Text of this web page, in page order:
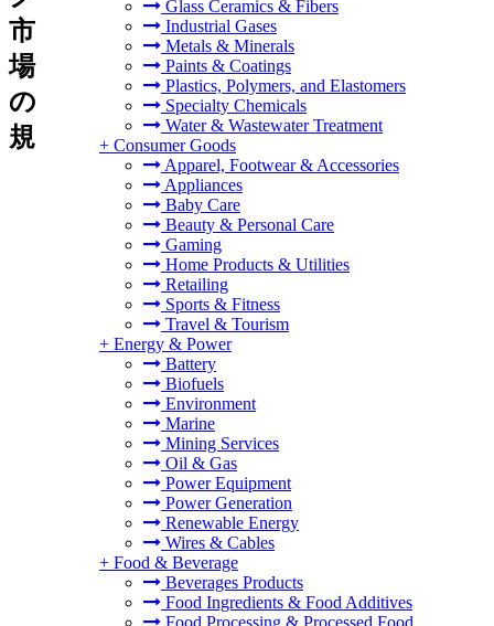
Glass Ceramics & Fibers
Industrial Gases
Metals & Minerals
Paints & Coatings
Plastics, Polymers, and Elastomers
Specialty Chemicals
Water & Wastewater Treatment
+ Consumer Goods
Apparel, Footwear & Accessories
Appliances
Baby Care
Beauty & Personal Care
Gaming
Home Products & Utilities
Retailing
Sports & Fitness
Travel & Tourism
+ Energy & Power
Battery
Biofuels
Environment
Marine
Mining Services
Oil & Gas
Power Equipment
Power Generation
Renewable Energy
Wires & Cables
+ Food & Beverage
Beverages Products
Food Ingredients & Food Additives
Food Processing & Processed Food
市
場
の
規